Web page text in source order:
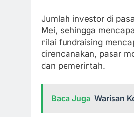
Jumlah investor di
Mei, sehingga
nilai fundraising
direncanakan, pasar
dan pemerintah.
Baca Juga Warisan